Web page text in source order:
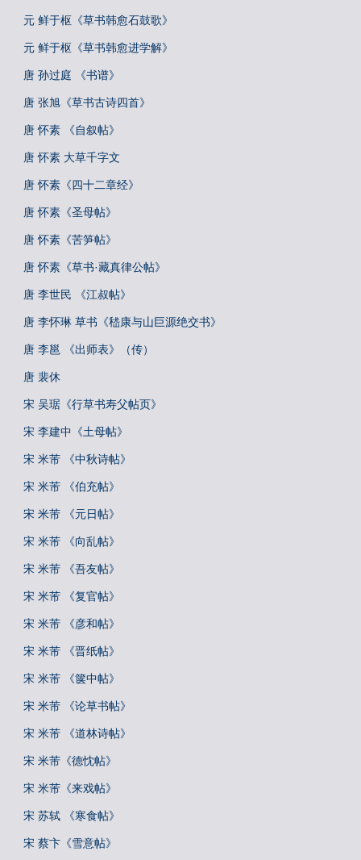
元 鲜于枢《草书韩愈石鼓歌》
元 鲜于枢《草书韩愈进学解》
唐 孙过庭 《书谱》
唐 张旭《草书古诗四首》
唐 怀素 《自叙帖》
唐 怀素 大草千字文
唐 怀素《四十二章经》
唐 怀素《圣母帖》
唐 怀素《苦笋帖》
唐 怀素《草书·藏真律公帖》
唐 李世民 《江叔帖》
唐 李怀琳 草书《嵇康与山巨源绝交书》
唐 李邕 《出师表》（传）
唐 裴休
宋 吴琚《行草书寿父帖页》
宋 李建中《土母帖》
宋 米芾 《中秋诗帖》
宋 米芾 《伯充帖》
宋 米芾 《元日帖》
宋 米芾 《向乱帖》
宋 米芾 《吾友帖》
宋 米芾 《复官帖》
宋 米芾 《彦和帖》
宋 米芾 《晋纸帖》
宋 米芾 《箧中帖》
宋 米芾 《论草书帖》
宋 米芾 《道林诗帖》
宋 米芾《德忱帖》
宋 米芾《来戏帖》
宋 苏轼 《寒食帖》
宋 蔡卞《雪意帖》